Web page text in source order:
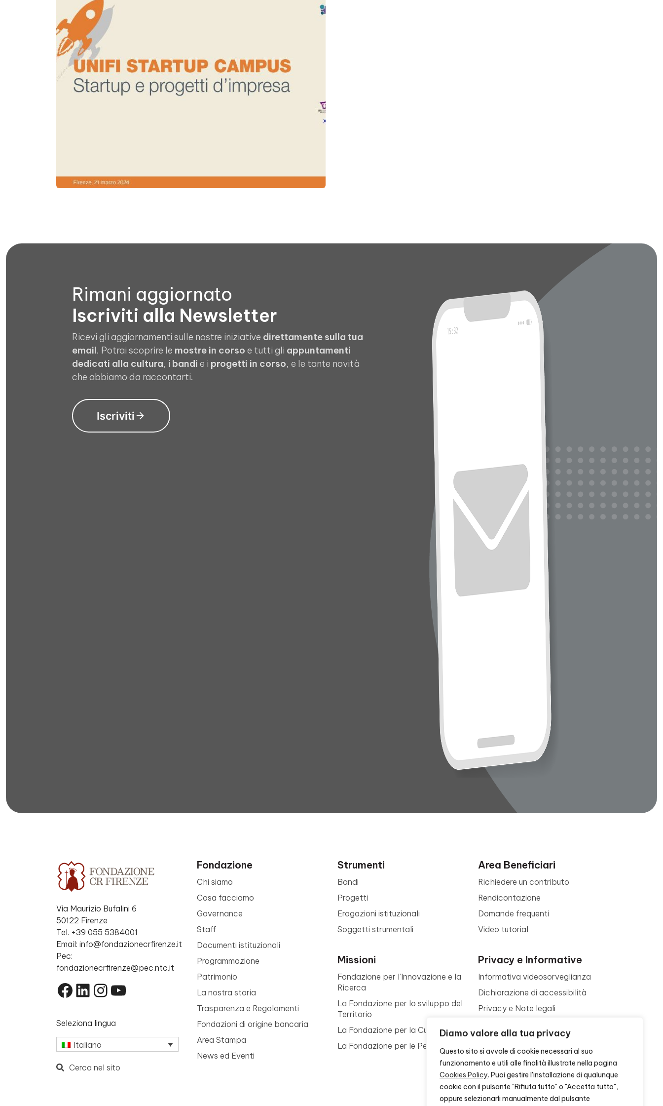
Diamo valore alla tua privacy
Questo sito si avvale di cookie necessari al suo
funzionamento e utili alle finalità illustrate nella pagina
Cookies Policy. Puoi gestire l'installazione di qualunque
cookie con il pulsante "Rifiuta tutto" o "Accetta tutto",
oppure selezionarli manualmente dal pulsante
Rimani aggiornato
Iscriviti alla Newsletter
Ricevi gli aggiornamenti sulle nostre iniziative direttamente sulla tua
email. Potrai scoprire le mostre in corso e tutti gli appuntamenti
dedicati alla cultura, i bandi e i progetti in corso, e le tante novità
che abbiamo da raccontarti.
Iscriviti
Via Maurizio Bufalini 6
50122 Firenze
Tel. +39 055 5384001
Email: info@fondazionecrfirenze.it
Pec:
fondazionecrfirenze@pec.ntc.it
Facebook
LinkedIn
Instagram
YouTube
Seleziona lingua
Italiano
Cerca nel sito
Fondazione
Chi siamo
Cosa facciamo
Governance
Staff
Documenti istituzionali
Programmazione
Patrimonio
La nostra storia
Trasparenza e Regolamenti
Fondazioni di origine bancaria
Area Stampa
News ed Eventi
Strumenti
Bandi
Progetti
Erogazioni istituzionali
Soggetti strumentali
Missioni
Fondazione per l’Innovazione e la
Ricerca
La Fondazione per lo sviluppo del
Territorio
La Fondazione per la Cultura
La Fondazione per le Persone
Area Beneficiari
Richiedere un contributo
Rendicontazione
Domande frequenti
Video tutorial
Privacy e Informative
Informativa videosorveglianza
Dichiarazione di accessibilità
Privacy e Note legali
Contattaci